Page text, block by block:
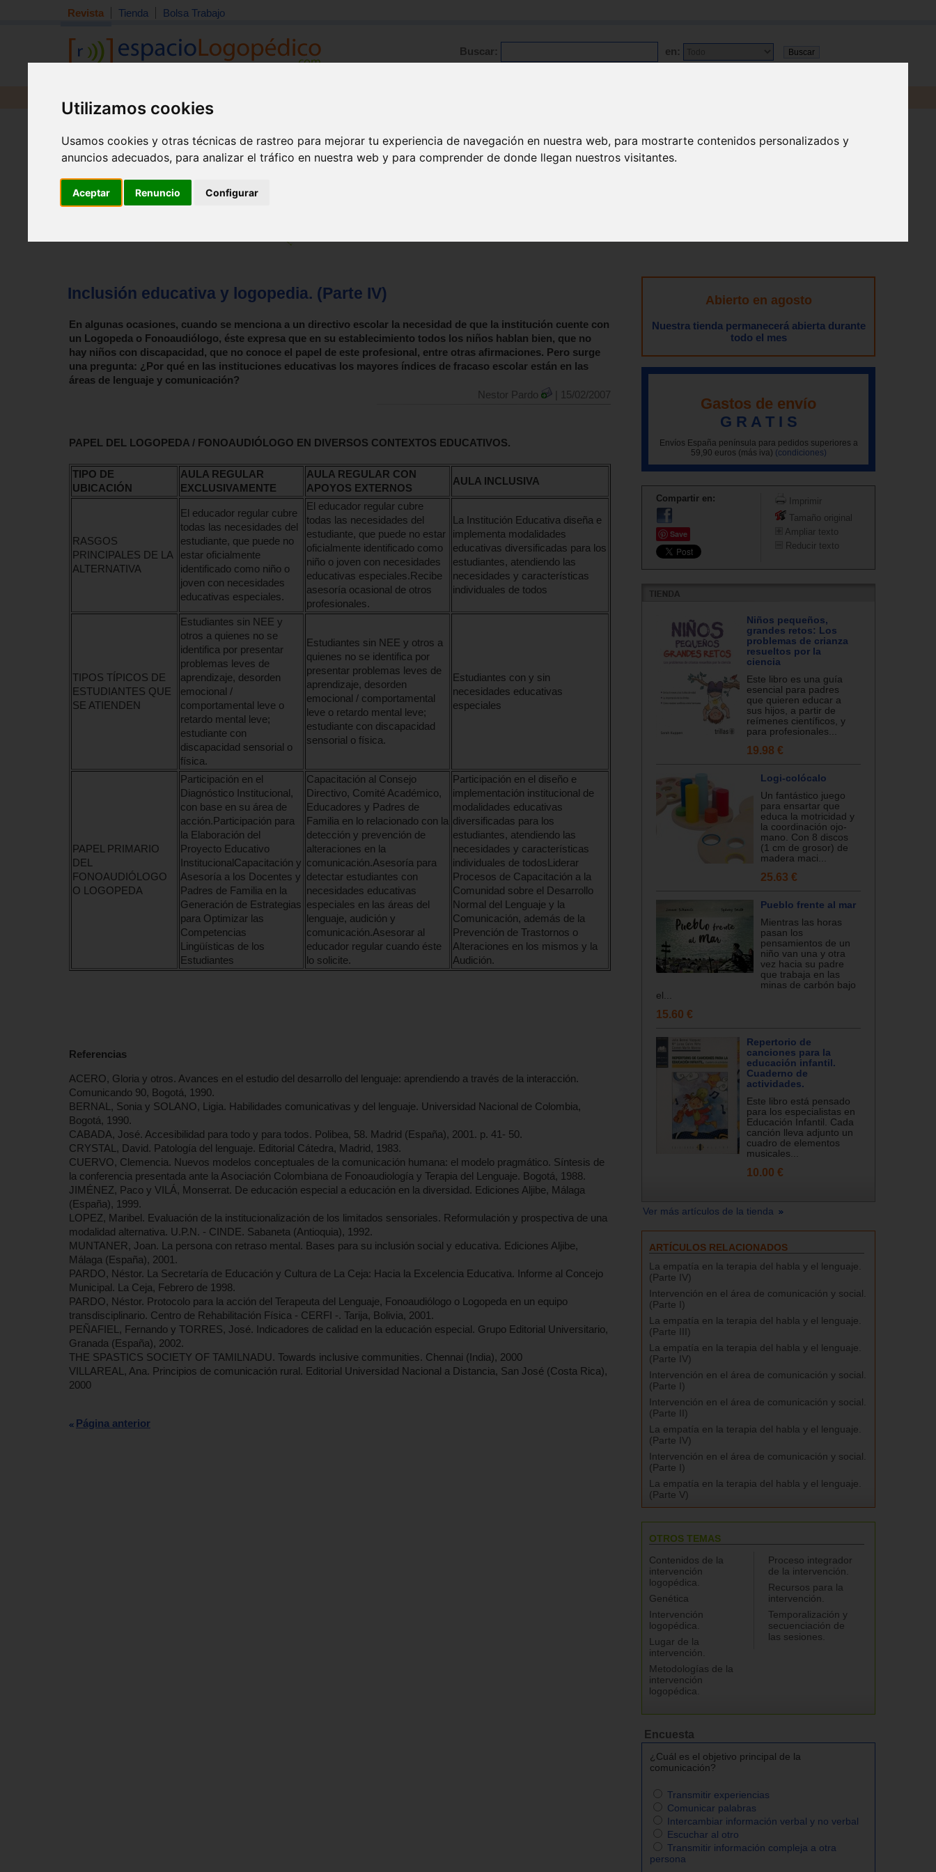
Utilizamos cookies
Usamos cookies y otras técnicas de rastreo para mejorar tu experiencia de navegación en nuestra web, para mostrarte contenidos personalizados y
anuncios adecuados, para analizar el tráfico en nuestra web y para comprender de donde llegan nuestros visitantes.
Aceptar Renuncio Configurar
Revista Tienda Bolsa Trabajo
Buscar: en:
Revista Material
Tema quincena | Detección Orientación
Inicio> Revista
Inclusión educativa y logopedia. (Parte IV)
En algunas ocasiones, cuando se menciona a un directivo escolar la necesidad de que la institución cuente con
un Logopeda o Fonoaudiólogo, éste expresa que en su establecimiento todos los niños hablan bien, que no
hay niños con discapacidad, que no conoce el papel de este profesional, entre otras afirmaciones. Pero surge
una pregunta: ¿Por qué en las instituciones educativas los mayores índices de fracaso escolar están en las
áreas de lenguaje y comunicación?
Nestor Pardo
| 15/02/2007
PAPEL DEL LOGOPEDA / FONOAUDIÓLOGO EN DIVERSOS CONTEXTOS EDUCATIVOS.
TIPO DE
UBICACIÓN
AULA REGULAR
EXCLUSIVAMENTE
AULA REGULAR CON
APOYOS EXTERNOS
AULA INCLUSIVA
RASGOS
PRINCIPALES DE LA
ALTERNATIVA
El educador regular cubre
todas las necesidades del
estudiante, que puede no
estar oficialmente
identificado como niño o
joven con necesidades
educativas especiales.
El educador regular cubre
todas las necesidades del
estudiante, que puede no estar
oficialmente identificado como
niño o joven con necesidades
educativas especiales.Recibe
asesoría ocasional de otros
profesionales.
La Institución Educativa diseña e
implementa modalidades
educativas diversificadas para los
estudiantes, atendiendo las
necesidades y características
individuales de todos
TIPOS TÍPICOS DE
ESTUDIANTES QUE
SE ATIENDEN
Estudiantes sin NEE y
otros a quienes no se
identifica por presentar
problemas leves de
aprendizaje, desorden
emocional /
comportamental leve o
retardo mental leve;
estudiante con
discapacidad sensorial o
física.
Estudiantes sin NEE y otros a
quienes no se identifica por
presentar problemas leves de
aprendizaje, desorden
emocional / comportamental
leve o retardo mental leve;
estudiante con discapacidad
sensorial o física.
Estudiantes con y sin
necesidades educativas
especiales
PAPEL PRIMARIO
DEL
FONOAUDIÓLOGO
O LOGOPEDA
Participación en el
Diagnóstico Institucional,
con base en su área de
acción.Participación para
la Elaboración del
Proyecto Educativo
InstitucionalCapacitación y
Asesoría a los Docentes y
Padres de Familia en la
Generación de Estrategias
para Optimizar las
Competencias
Lingüísticas de los
Estudiantes
Capacitación al Consejo
Directivo, Comité Académico,
Educadores y Padres de
Familia en lo relacionado con la
detección y prevención de
alteraciones en la
comunicación.Asesoría para
detectar estudiantes con
necesidades educativas
especiales en las áreas del
lenguaje, audición y
comunicación.Asesorar al
educador regular cuando éste
lo solicite.
Participación en el diseño e
implementación institucional de
modalidades educativas
diversificadas para los
estudiantes, atendiendo las
necesidades y características
individuales de todosLiderar
Procesos de Capacitación a la
Comunidad sobre el Desarrollo
Normal del Lenguaje y la
Comunicación, además de la
Prevención de Trastornos o
Alteraciones en los mismos y la
Audición.
Referencias
ACERO, Gloria y otros. Avances en el estudio del desarrollo del lenguaje: aprendiendo a través de la interacción.
Comunicando 90, Bogotá, 1990.
BERNAL, Sonia y SOLANO, Ligia. Habilidades comunicativas y del lenguaje. Universidad Nacional de Colombia,
Bogotá, 1990.
CABADA, José. Accesibilidad para todo y para todos. Polibea, 58. Madrid (España), 2001. p. 41- 50.
CRYSTAL, David. Patología del lenguaje. Editorial Cátedra, Madrid, 1983.
CUERVO, Clemencia. Nuevos modelos conceptuales de la comunicación humana: el modelo pragmático. Síntesis de
la conferencia presentada ante la Asociación Colombiana de Fonoaudiología y Terapia del Lenguaje. Bogotá, 1988.
JIMÉNEZ, Paco y VILÁ, Monserrat. De educación especial a educación en la diversidad. Ediciones Aljibe, Málaga
(España), 1999.
LOPEZ, Maribel. Evaluación de la institucionalización de los limitados sensoriales. Reformulación y prospectiva de una
modalidad alternativa. U.P.N. - CINDE. Sabaneta (Antioquia), 1992.
MUNTANER, Joan. La persona con retraso mental. Bases para su inclusión social y educativa. Ediciones Aljibe,
Málaga (España), 2001.
PARDO, Néstor. La Secretaría de Educación y Cultura de La Ceja: Hacia la Excelencia Educativa. Informe al Concejo
Municipal. La Ceja, Febrero de 1998.
PARDO, Néstor. Protocolo para la acción del Terapeuta del Lenguaje, Fonoaudiólogo o Logopeda en un equipo
transdisciplinario. Centro de Rehabilitación Física - CERFI -. Tarija, Bolivia, 2001.
PEÑAFIEL, Fernando y TORRES, José. Indicadores de calidad en la educación especial. Grupo Editorial Universitario,
Granada (España), 2002.
THE SPASTICS SOCIETY OF TAMILNADU. Towards inclusive communities. Chennai (India), 2000
VILLAREAL, Ana. Principios de comunicación rural. Editorial Universidad Nacional a Distancia, San José (Costa Rica),
2000
Página anterior
Abierto en agosto
Nuestra tienda permanecerá abierta durante
todo el mes
Gastos de envío
G R A T I S
Envíos España península para pedidos superiores a
59,90 euros (más iva) (condiciones)
Compartir en:
Save
Imprimir
Tamaño original
Ampliar texto
Reducir texto
Niños pequeños,
grandes retos: Los
problemas de crianza
resueltos por la
ciencia
Este libro es una guía
esencial para padres
que quieren educar a
sus hijos, a partir de
reímenes científicos, y
para profesionales...
19.98 €
Logi-colócalo
Un fantástico juego
para ensartar que
educa la motricidad y
la coordinación ojo-
mano. Con 8 discos
(1 cm de grosor) de
madera maci...
25.63 €
Pueblo frente al mar
Mientras las horas
pasan los
pensamientos de un
niño van una y otra
vez hacia su padre
que trabaja en las
minas de carbón bajo
el...
15.60 €
Repertorio de
canciones para la
educación infantil.
Cuaderno de
actividades.
Este libro está pensado
para los especialistas en
Educación Infantil. Cada
canción lleva adjunto un
cuadro de elementos
musicales...
10.00 €
Ver más artículos de la tienda
ARTÍCULOS RELACIONADOS
La empatía en la terapia del habla y el lenguaje.
(Parte IV)
Intervención en el área de comunicación y social.
(Parte I)
La empatía en la terapia del habla y el lenguaje.
(Parte III)
La empatía en la terapia del habla y el lenguaje.
(Parte IV)
Intervención en el área de comunicación y social.
(Parte I)
Intervención en el área de comunicación y social.
(Parte II)
La empatía en la terapia del habla y el lenguaje.
(Parte IV)
Intervención en el área de comunicación y social.
(Parte I)
La empatía en la terapia del habla y el lenguaje.
(Parte V)
OTROS TEMAS
Contenidos de la
intervención
logopédica.
Genética
Intervención
logopédica.
Lugar de la
intervención.
Metodologías de la
intervención
logopédica.
Proceso integrador
de la intervención.
Recursos para la
intervención.
Temporalización y
secuenciación de
las sesiones.
Encuesta
¿Cuál es el objetivo principal de la
comunicación?
Transmitir experiencias
Comunicar palabras
Intercambiar información verbal y no verbal
Escuchar al otro
Transmitir información compleja a otra
persona